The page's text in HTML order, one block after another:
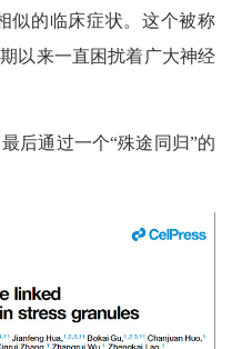
似的临床症状。这个被称
以来一直困扰着广大神经
后通过一个“殊途同归”的